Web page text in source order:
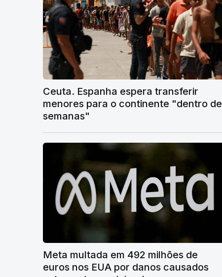
Ceuta. Espanha espera transferir
menores para o continente "dentro de
semanas"
Meta multada em 492 milhões de
euros nos EUA por danos causados